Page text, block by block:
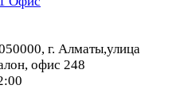
г. Алматы,улица
офис 248